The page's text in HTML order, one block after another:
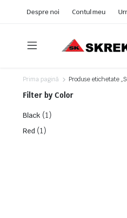
Despre noi Contul meu
Prima pagină Produse etichetate
Filter by Color
Black (1)
Red (1)